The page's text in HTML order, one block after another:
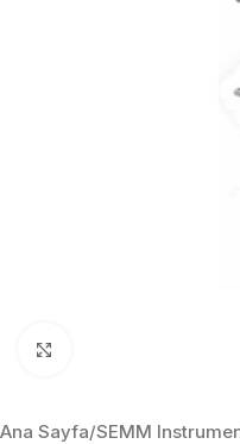
Ana Sayfa/SEMM